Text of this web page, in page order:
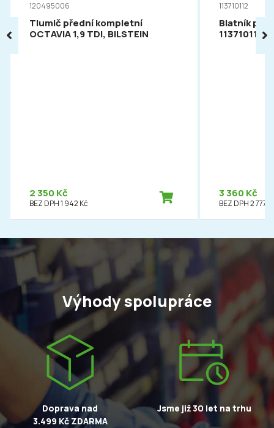
120495006
Tlumič přední kompletní
OCTAVIA 1,9 TDI, BILSTEIN
2 350 Kč
BEZ DPH 1 942 Kč
113710112
Blatník
113710112
3 360 Kč
BEZ DPH 2 777
Výhody spolupráce
Doprava nad
3.499 Kč ZDARMA
Jsme již 30 let na trhu